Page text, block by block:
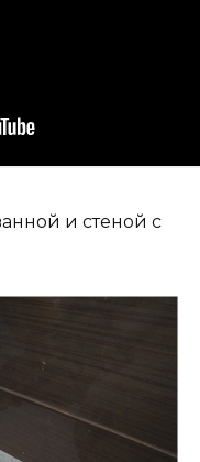
и стеной с